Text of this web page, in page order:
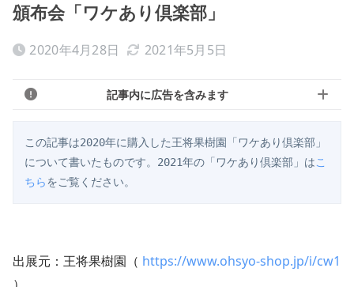
頒布会「ワケあり倶楽部」
2020年4月28日 2021年5月5日
記事内に広告を含みます
この記事は2020年に購入した王将果樹園「ワケあり倶楽部」
について書いたものです。2021年の「ワケあり倶楽部」はこ
ちらをご覧ください。
出展元：王将果樹園（ https://www.ohsyo-shop.jp/i/cw1